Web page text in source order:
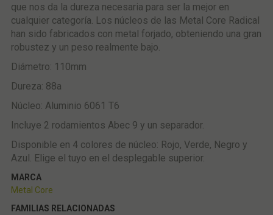
que nos da la dureza necesaria para ser la mejor en
cualquier categoría. Los núcleos de las Metal Core Radical
han sido fabricados con metal forjado, obteniendo una gran
robustez y un peso realmente bajo.
Diámetro: 110mm
Dureza: 88a
Núcleo: Aluminio 6061 T6
Incluye 2 rodamientos Abec 9 y un separador.
Disponible en 4 colores de núcleo: Rojo, Verde, Negro y
Azul. Elige el tuyo en el desplegable superior.
MARCA
Metal Core
FAMILIAS RELACIONADAS